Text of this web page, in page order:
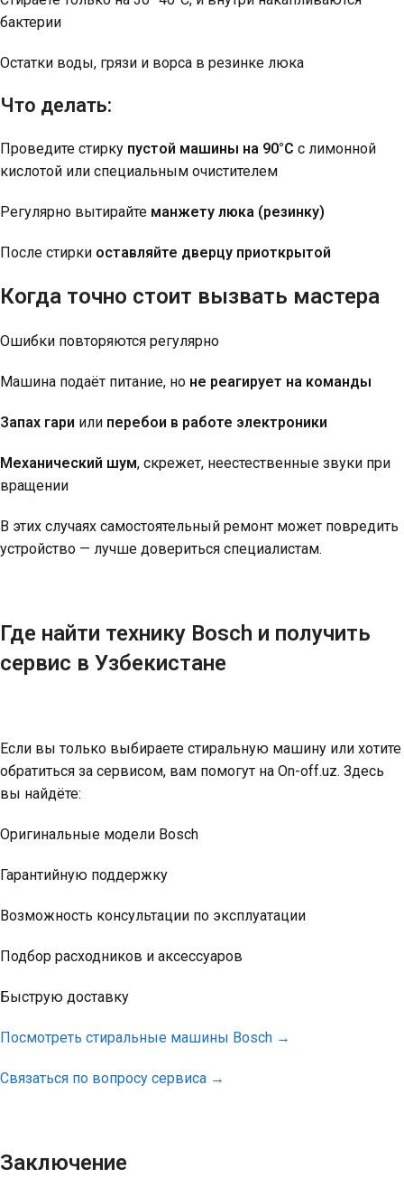
бактерии
Остатки воды, грязи и ворса в резинке люка
Что делать:
Проведите стирку пустой машины на 90°C с лимонной
кислотой или специальным очистителем
Регулярно вытирайте манжету люка (резинку)
После стирки оставляйте дверцу приоткрытой
Когда точно стоит вызвать мастера
Ошибки повторяются регулярно
Машина подаёт питание, но не реагирует на команды
Запах гари или перебои в работе электроники
Механический шум, скрежет, неестественные звуки при
вращении
В этих случаях самостоятельный ремонт может повредить
устройство — лучше довериться специалистам.
Где найти технику Bosch и получить
сервис в Узбекистане
Если вы только выбираете стиральную машину или хотите
обратиться за сервисом, вам помогут на On-off.uz. Здесь
вы найдёте:
Оригинальные модели Bosch
Гарантийную поддержку
Возможность консультации по эксплуатации
Подбор расходников и аксессуаров
Быструю доставку
Посмотреть стиральные машины Bosch →
Связаться по вопросу сервиса →
Заключение